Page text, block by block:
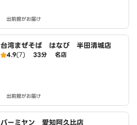
出前館がお届け
台湾まぜそば はなび 半田清城店
4.9(7) 33分 名店
出前館がお届け
バーミヤン 愛知阿久比店